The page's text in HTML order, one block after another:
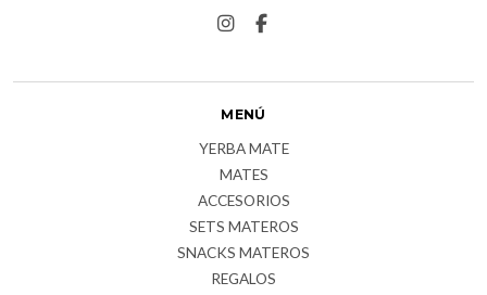
MENÚ
YERBA MATE
MATES
ACCESORIOS
SETS MATEROS
SNACKS MATEROS
REGALOS